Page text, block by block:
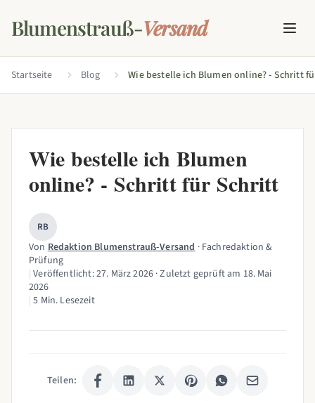
Blumenstrauß-Versand
Startseite Blog Wie bestelle ich Blumen online? - Schritt
Wie bestelle ich Blumen
online? - Schritt für Schritt
RB
VonRedaktion Blumenstrauß-Versand· Fachredaktion &
Prüfung
Veröffentlicht:27. März 2026 · Zuletzt geprüft am 18. Mai
2026
5 Min. Lesezeit
Teilen: